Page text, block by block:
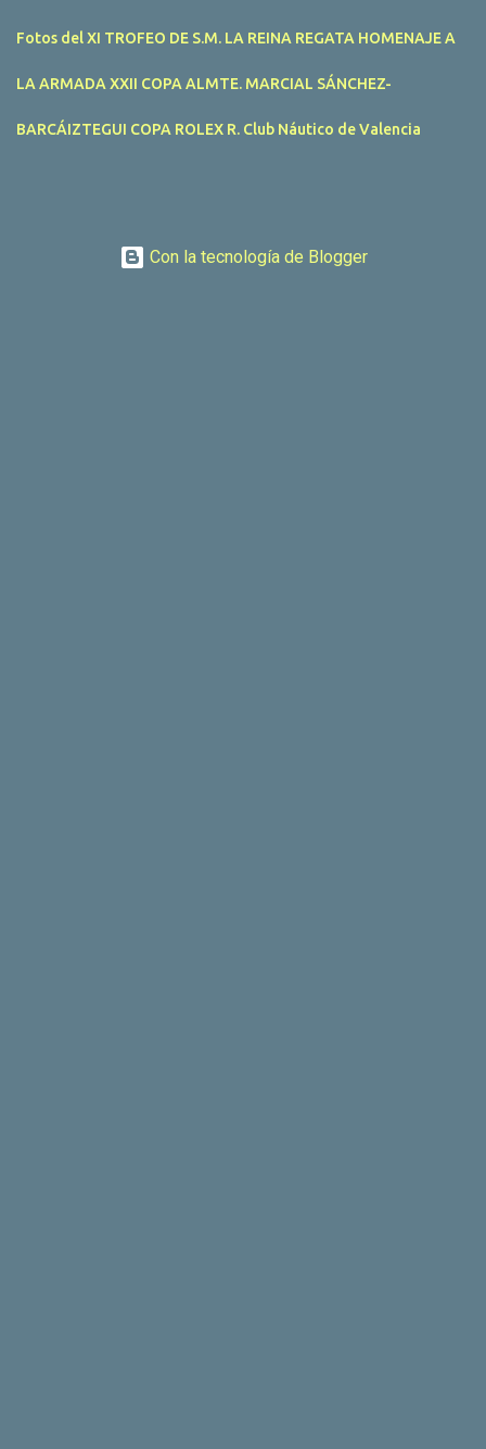
general. Actividades públicas y gratuitas La II Mandari...
Fotos del XI TROFEO DE S.M. LA REINA REGATA HOMENAJE A
LA ARMADA XXII COPA ALMTE. MARCIAL SÁNCHEZ-
BARCÁIZTEGUI COPA ROLEX R. Club Náutico de Valencia
Con la tecnología de Blogger